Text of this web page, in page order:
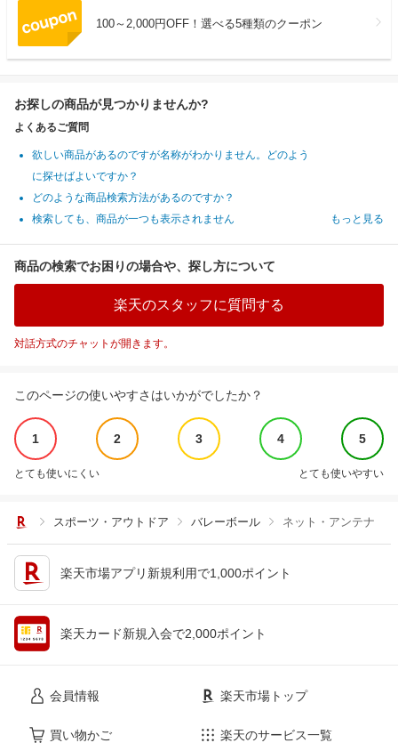
100～2,000円OFF！選べる5種類のクーポン
お探しの商品が見つかりませんか?
よくあるご質問
欲しい商品があるのですが名称がわかりません。どのよう
に探せばよいですか？
どのような商品検索方法があるのですか？
検索しても、商品が一つも表示されません
もっと見る
商品の検索でお困りの場合や、探し方について
楽天のスタッフに質問する
対話方式のチャットが開きます。
このページの使いやすさはいかがでしたか？
1 2 3 4 5
とても使いにくい とても使いやすい
スポーツ・アウトドア バレーボール ネット・アンテナ
楽天市場アプリ新規利用で1,000ポイント
楽天カード新規入会で2,000ポイント
会員情報
買い物かご
楽天市場トップ
楽天のサービス一覧